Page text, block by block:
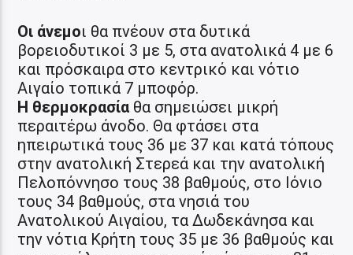
Οι άνεμοι θα πνέουν στα δυτικά
βορειοδυτικοί 3 με 5, στα ανατολικά 4 με 6
και πρόσκαιρα στο κεντρικό και νότιο
Αιγαίο τοπικά 7 μποφόρ.
Η θερμοκρασία θα σημειώσει μικρή
περαιτέρω άνοδο. Θα φτάσει στα
ηπειρωτικά τους 36 με 37 και κατά τόπους
στην ανατολική Στερεά και την ανατολική
Πελοπόννησο τους 38 βαθμούς, στο Ιόνιο
τους 34 βαθμούς, στα νησιά του
Ανατολικού Αιγαίου, τα Δωδεκάνησα και
την νότια Κρήτη τους 35 με 36 βαθμούς και